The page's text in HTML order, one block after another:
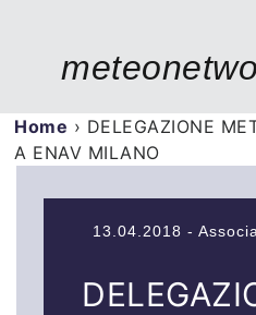
Home › DELEGAZIONE
A ENAV MILANO
13.04.2018 -